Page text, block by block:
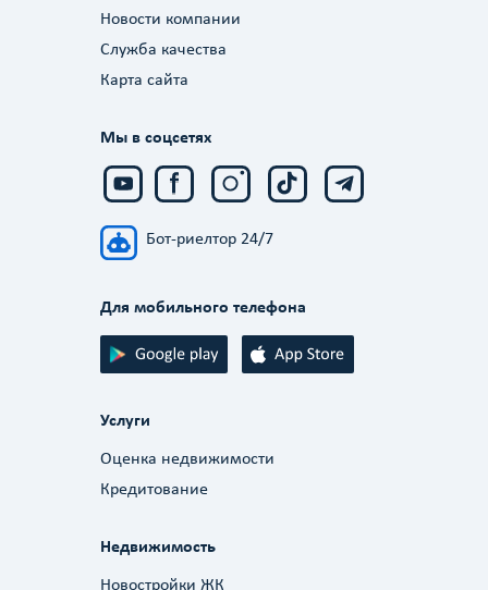
Новости компании
Служба качества
Карта сайта
Мы в соцсетях
Бот-риелтор 24/7
Для мобильного телефона
Услуги
Оценка недвижимости
Кредитование
Недвижимость
Новостройки ЖК